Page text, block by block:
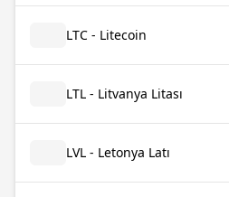
LTC - Litecoin
LTL - Litvanya Litası
LVL - Letonya Latı